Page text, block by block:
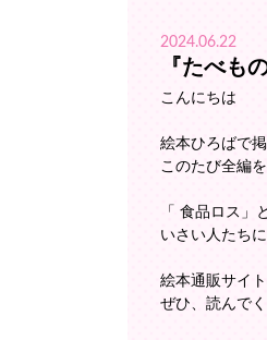
2024.06.22
『たべも
こんにちは
絵本ひろばで
このたび全編
「 食品ロス
いさい人たち
絵本通販サイ
ぜひ、読んでく